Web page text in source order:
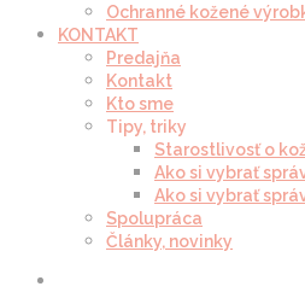
Ochranné kožené
KONTAKT
Predajňa
Kontakt
Kto sme
Tipy, triky
Starostlivosť o
Ako si vybrať
Ako si vybrať
Spolupráca
Články, novinky